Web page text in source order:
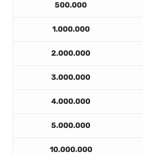
500.000
1.000.000
2.000.000
3.000.000
4.000.000
5.000.000
10.000.000